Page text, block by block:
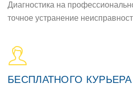
Диагностика на
точное устранение
БЕСПЛАТНОГО КУРЬЕРА